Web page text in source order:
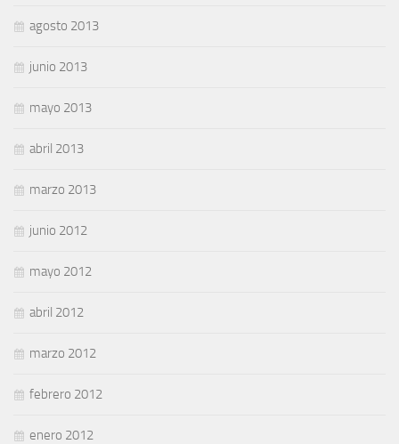
agosto 2013
junio 2013
mayo 2013
abril 2013
marzo 2013
junio 2012
mayo 2012
abril 2012
marzo 2012
febrero 2012
enero 2012